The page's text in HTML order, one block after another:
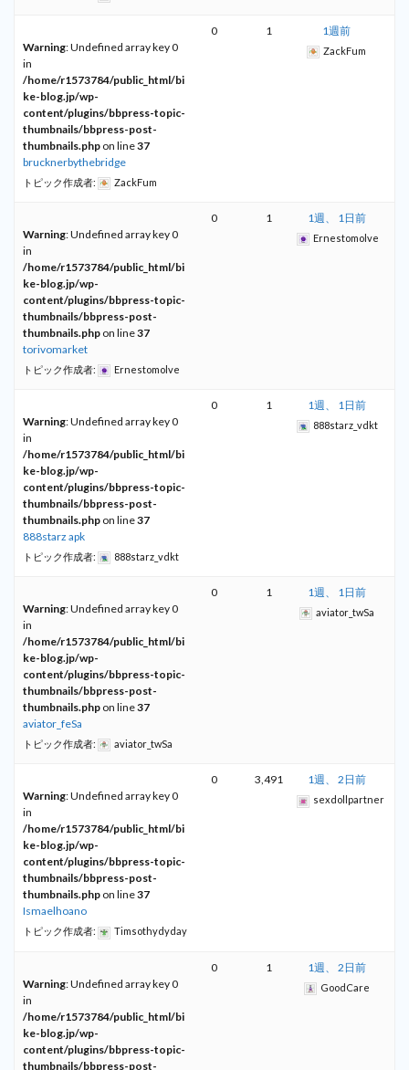
Warning: Undefined array key 0
in
/home/r1573784/public_html/bi
ke-blog.jp/wp-
content/plugins/bbpress-topic-
thumbnails/bbpress-post-
thumbnails.php on line37
brucknerbythebridge
トピック作成者: ZackFum
0 1 1週前
ZackFum
Warning: Undefined array key 0
in
/home/r1573784/public_html/bi
ke-blog.jp/wp-
content/plugins/bbpress-topic-
thumbnails/bbpress-post-
thumbnails.php on line37
torivomarket
トピック作成者: Ernestomolve
0 1 1週、 1日前
Ernestomolve
Warning: Undefined array key 0
in
/home/r1573784/public_html/bi
ke-blog.jp/wp-
content/plugins/bbpress-topic-
thumbnails/bbpress-post-
thumbnails.php on line37
888starz apk
トピック作成者: 888starz_vdkt
0 1 1週、 1日前
888starz_vdkt
Warning: Undefined array key 0
in
/home/r1573784/public_html/bi
ke-blog.jp/wp-
content/plugins/bbpress-topic-
thumbnails/bbpress-post-
thumbnails.php on line37
aviator_feSa
トピック作成者: aviator_twSa
0 1 1週、 1日前
aviator_twSa
Warning: Undefined array key 0
in
/home/r1573784/public_html/bi
ke-blog.jp/wp-
content/plugins/bbpress-topic-
thumbnails/bbpress-post-
thumbnails.php on line37
Ismaelhoano
トピック作成者: Timsothydyday
0 3,491 1週、 2日前
sexdollpartner
Warning: Undefined array key 0
in
/home/r1573784/public_html/bi
ke-blog.jp/wp-
content/plugins/bbpress-topic-
thumbnails/bbpress-post-
0 1 1週、 2日前
GoodCare